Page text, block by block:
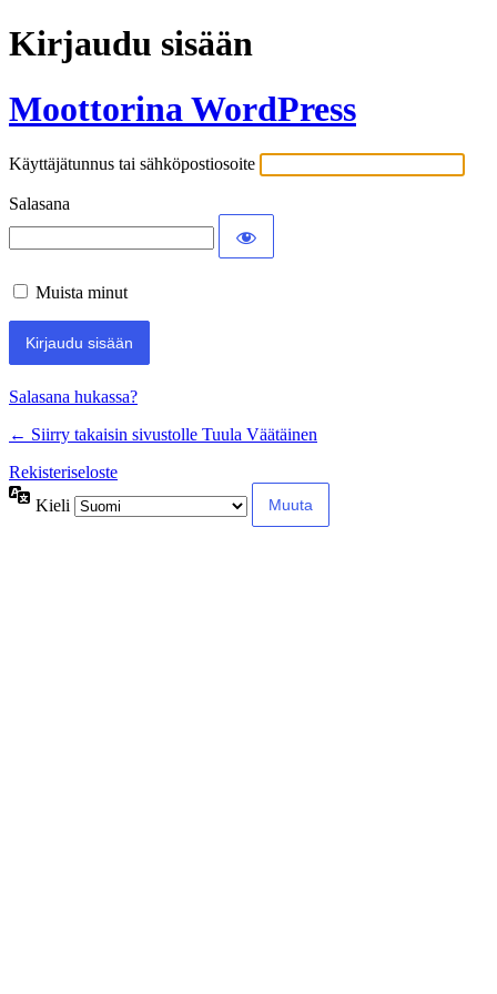
Kirjaudu sisään
Moottorina WordPress
Käyttäjätunnus tai sähköpostiosoite
Salasana
Muista minut
Salasana hukassa?
← Siirry takaisin sivustolle Tuula Väätäinen
Rekisteriseloste
Kieli